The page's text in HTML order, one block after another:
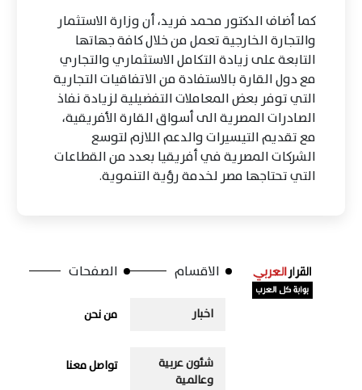
كما أضاف الدكتور محمد فريد، أن وزارة الاستثمار
والتجارة الخارجية تعمل من خلال كافة جهاتها
التابعة على زيادة التكامل الاستثماري والتجاري
مع دول القارة بالاستفادة من الاتفاقيات التجارية
التي توفر بعض المعاملات التفضيلية لزيادة نفاذ
الصادرات المصرية الى أسواق القارة الأفريقية،
مع تقديم التيسيرات والدعم اللازم لتوسع
الشركات المصرية في أفريقيا بعدد من القطاعات
التي تحتاجها مصر لخدمة رؤية التنموية.
الاقسام
اخبار
شئون عربية
وعالمية
الصفحات
من نحن
تواصل معنا